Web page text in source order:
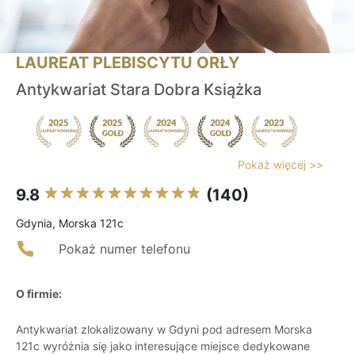
LAUREAT PLEBISCYTU ORŁY
Antykwariat Stara Dobra Książka
Pokaż więcej >>
9.8 (140)
Gdynia, Morska 121c
Pokaż numer telefonu
O firmie:
Antykwariat zlokalizowany w Gdyni pod adresem Morska
121c wyróżnia się jako interesujące miejsce dedykowane